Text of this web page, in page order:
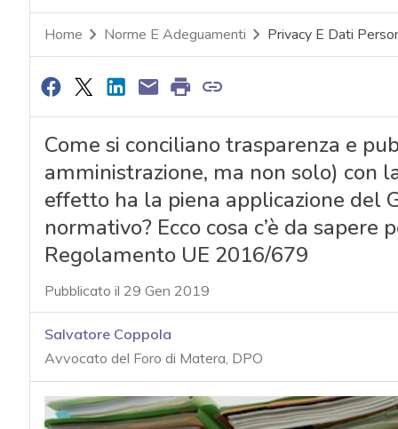
Home Norme E Adeguamenti Privacy E Dati
Come si conciliano trasparenza e
amministrazione, ma non solo) con
effetto ha la piena applicazione del
normativo? Ecco cosa c’è da
Regolamento UE 2016/679
Pubblicato il 29 Gen 2019
Salvatore Coppola
Avvocato del Foro di Matera, DPO